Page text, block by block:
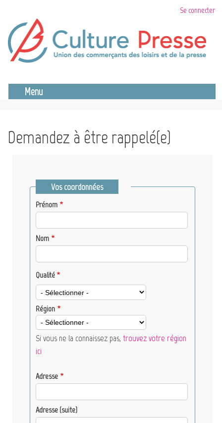
contenu
principal
Se connecter
Se déconnecter
Menu
Demandez à être rappelé(e)
Vos coordonnées
Prénom
Nom
Qualité
Qualité
Région
Si vous ne la connaissez pas, trouvez votre région
ici
Adresse
Adresse
Adresse (suite)